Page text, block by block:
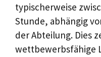
typischerweise
Stunde, abhängig
der Abteilung. Dies
wettbewerbsfähige